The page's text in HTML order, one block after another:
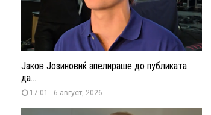
Јаков Јозиновиќ апелираше до публиката
да...
17:01 - 6 август, 2026